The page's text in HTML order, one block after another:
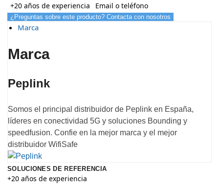
+20 años de experiencia Email o teléfono
¿Preguntas sobre este producto? Contacta con nosotros
Marca
Marca
Peplink
Somos el principal distribuidor de Peplink en España,
líderes en conectividad 5G y soluciones Bounding y
speedfusion. Confie en la mejor marca y el mejor
distribuidor WifiSafe
SOLUCIONES DE REFERENCIA
+20 años de experiencia